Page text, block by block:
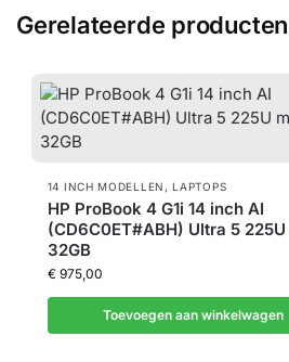
Gerelateerde producten
14 INCH MODELLEN ,LAPTOPS
HP ProBook 4 G1i 14 inch AI
(CD6C0ET#ABH) Ultra 5
32GB
€975,00
Toevoegen aan winkelwagen